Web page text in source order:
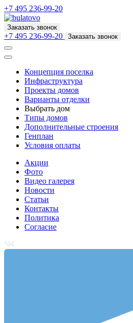
+7 495 236-99-20
Заказать звонок
+7 495 236-99-20 Заказать звонок
Концепция поселка
Инфраструктура
Проекты домов
Варианты отделки
Выбрать дом
Типы домов
Дополнительные строения
Генплан
Условия оплаты
Акции
Фото
Видео галерея
Новости
Статьи
Контакты
Политика
Согласие